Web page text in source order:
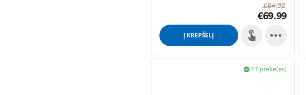
€84.32
€69.99
Į KREPŠELĮ 
17 prekė(ės)
